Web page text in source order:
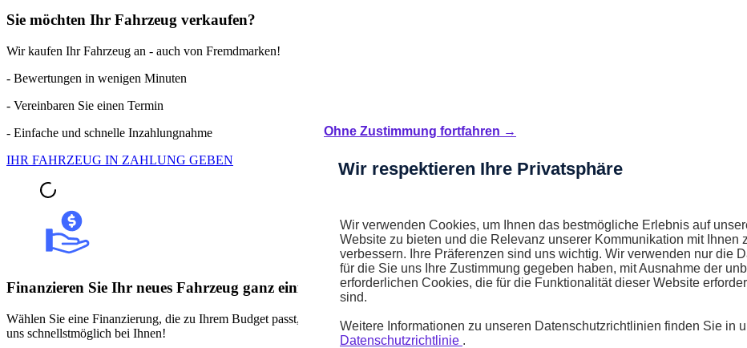
Sie möchten Ihr Fahrzeug verkaufen?
Wir kaufen Ihr Fahrzeug an - auch von Fremdmarken!
- Bewertungen in wenigen Minuten
- Vereinbaren Sie einen Termin
- Einfache und schnelle Inzahlungnahme
IHR FAHRZEUG IN ZAHLUNG GEBEN
Finanzieren Sie Ihr neues Fahrzeug ganz einfach!
Wählen Sie eine Finanzierung, die zu Ihrem Budget passt, und bestimmen Sie die monatlichen Raten nach Ihren Vorstellungen. Sie wünschen
uns schnellstmöglich bei Ihnen!
Ohne Zustimmung fortfahren →
Wir respektieren Ihre Privatsphäre
Wir verwenden Cookies, um Ihnen das bestmögliche Erlebnis auf
Website zu bieten und die Relevanz unserer Kommunikation mit Ihnen
verbessern. Ihre Präferenzen sind uns wichtig. Wir verwenden nur die
für die Sie uns Ihre Zustimmung gegeben haben, mit Ausnahme der
erforderlichen Cookies, die für die Funktionalität dieser Website
sind.
Weitere Informationen zu unseren Datenschutzrichtlinien finden Sie in
Datenschutzrichtlinie .